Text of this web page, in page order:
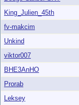
King_Julien_45th
fv-makcim
Unkind
viktor007
BHE3AnHO
Prorab
Leksey